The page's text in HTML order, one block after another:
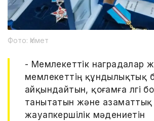
Фото: Үкімет
- Мемлекеттік наградалар
мемлекеттің құндылықтық
айқындайтын, қоғамға үлгі
танытатын және азаматтық
жауапкершілік мәдениетін